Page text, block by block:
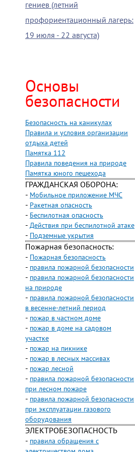
гениев (летний
профориентационный лагерь:
19 июля - 22 августа)
Основы
безопасности
Безопасность на каникулах
Правила и условия организации
отдыха детей
Памятка 112
Правила поведения на природе
Памятка юного пешехода
ГРАЖДАНСКАЯ ОБОРОНА:
- Мобильное приложение МЧС
- Ракетная опасность
- Беспилотная опасность
- Действия при беспилотной атаке
- Подземные укрытия
Пожарная безопасность:
- Пожарная безопасность
- правила пожарной безопасности
- правила пожарной безопасности
на природе
- правила пожарной безопасности
в весенне-летний период
- пожар в частном доме
- пожар в доме на садовом
участке
- пожар на пикнике
- пожар в лесных массивах
- пожар лесной
- правила пожарной безопасности
при лесном пожаре
- правила пожарной безопасности
при эксплуатации газового
оборудования
ЭЛЕКТРОБЕЗОПАСНОСТЬ
- правила обращения с